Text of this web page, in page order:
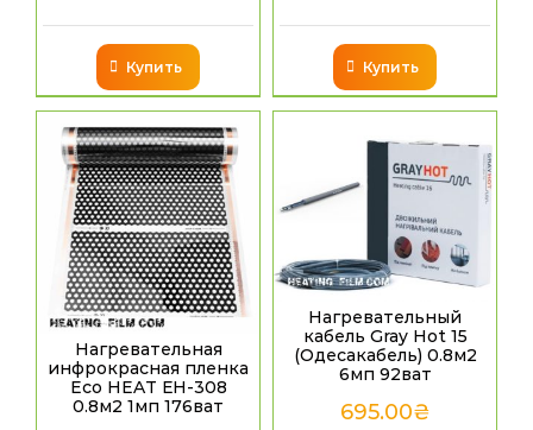
Купить Купить
Нагревательная
инфрокрасная пленка
Eco HEAT ЕН-308
0.8м2 1мп 176ват
Нагревательный
кабель Gray Hot 15
(Одесакабель) 0.8м2
6мп 92ват
695.00₴